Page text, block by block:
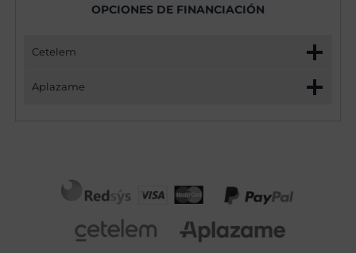
OPCIONES DE FINANCIACIÓN
Cetelem
Aplazame